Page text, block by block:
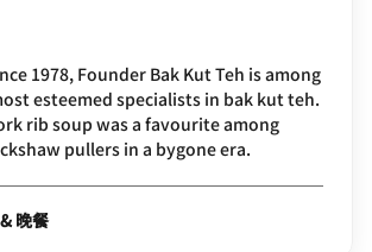
1978, Founder Bak Kut Teh is among
esteemed specialists in bak kut teh.
rib soup was a favourite among
pullers in a bygone era.
供应 午餐 & 晚餐